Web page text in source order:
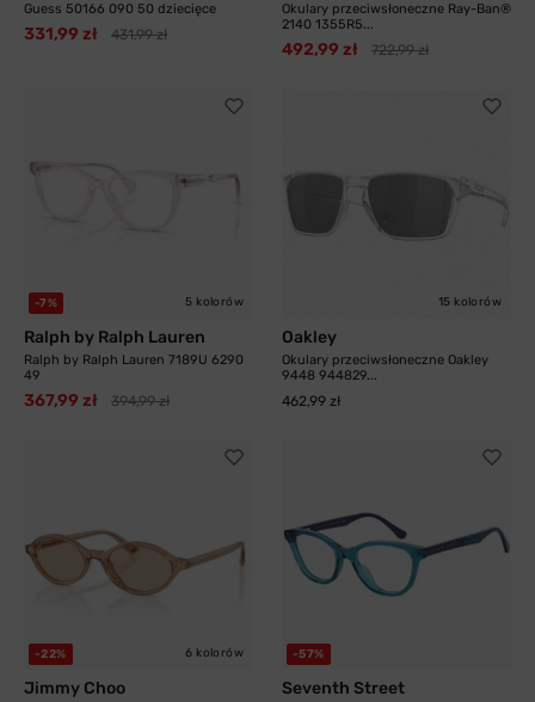
Guess 50166 090 50 dziecięce
331,99 zł 431,99 zł
Okulary przeciwsłoneczne Ray-Ban®
2140 1355R5...
492,99 zł 722,99 zł
-7% 5 kolorów
Ralph by Ralph Lauren
Ralph by Ralph Lauren 7189U 6290
49
367,99 zł 394,99 zł
15 kolorów
Oakley
Okulary przeciwsłoneczne Oakley
9448 944829...
462,99 zł
-22% 6 kolorów
Jimmy Choo
-57%
Seventh Street